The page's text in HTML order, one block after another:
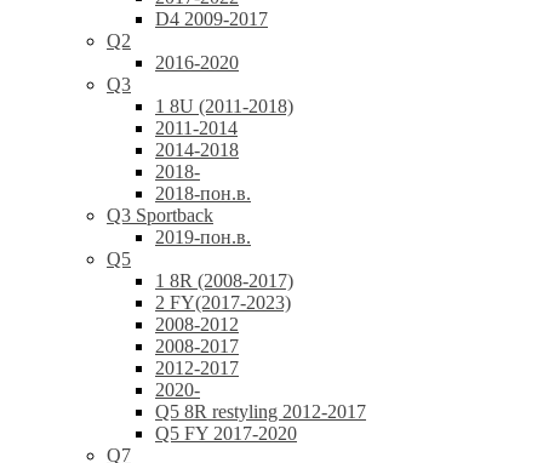
D4 2009-2017
Q2
2016-2020
Q3
1 8U (2011-2018)
2011-2014
2014-2018
2018-
2018-пон.в.
Q3 Sportback
2019-пон.в.
Q5
1 8R (2008-2017)
2 FY(2017-2023)
2008-2012
2008-2017
2012-2017
2020-
Q5 8R restyling 2012-2017
Q5 FY 2017-2020
Q7